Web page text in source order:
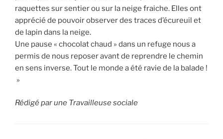
raquettes sur sentier ou sur la neige fraiche. Elles ont
apprécié de pouvoir observer des traces d’écureuil et
de lapin dans la neige.
Une pause « chocolat chaud » dans un refuge nous a
permis de nous reposer avant de reprendre le chemin
en sens inverse. Tout le monde a été ravie de la balade !
»
Rédigé par une Travailleuse sociale